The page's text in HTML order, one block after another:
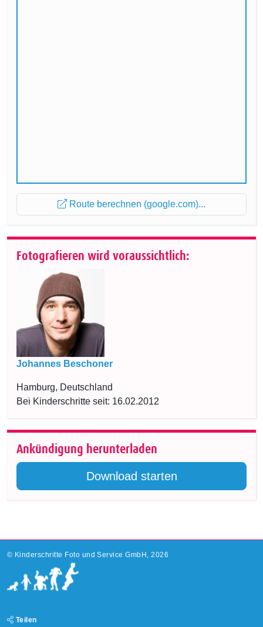
Route berechnen (google.com)...
Fotografieren wird voraussichtlich:
Johannes Beschoner
Hamburg, Deutschland
Bei Kinderschritte seit: 16.02.2012
Ankündigung herunterladen
Download starten
© Kinderschritte Foto und Service GmbH, 2026
Teilen